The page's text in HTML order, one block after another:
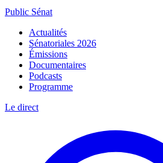
Public Sénat
Actualités
Sénatoriales 2026
Émissions
Documentaires
Podcasts
Programme
Le direct